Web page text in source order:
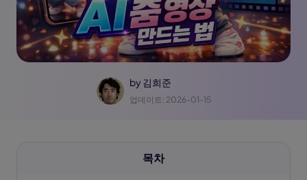
by 김희준
업데이트: 2026-01-15
목차